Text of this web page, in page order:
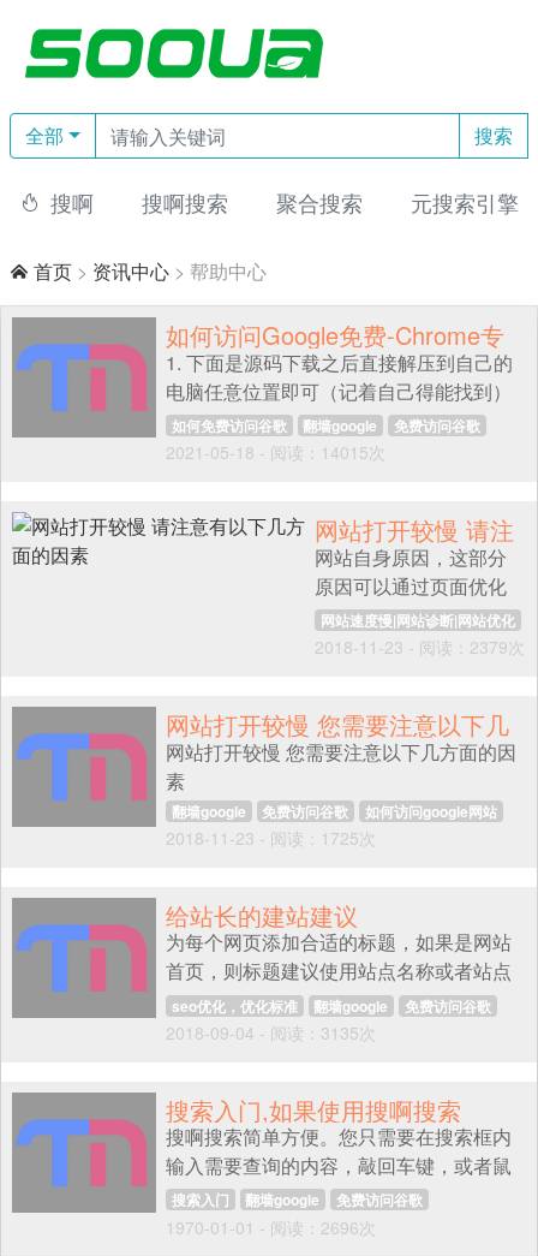
全部 搜索
 搜啊 搜啊搜索 聚合搜索 元搜索引擎
 首页 > 资讯中心 > 帮助中心
如何访问Google免费-Chrome专
用
1. 下面是源码下载之后直接解压到自己的
电脑任意位置即可（记着自己得能找到）
本地下载链接:
https://pan.baidu.com/s/10Rym-
置3.单击加载解压的扩展程序3.找到你刚才
解压的程序主目录 ，单击右下角的选择目
录4.完成了，现在直接通过Google浏览器
就可以直接访问Goo
如何免费访问谷歌 翻墙google
免费访问谷歌
如何访问google网站
免费访问谷歌
2021-05-18 - 阅读：14015次
网站打开较慢 请注
意有以下几方面的
因素
网站自身原因，这部分
原因可以通过页面优化
以及相应设置予以改
善，网络运营商自身原
网站问题后，通过运营
商之间的对比，以及网
务提供商的问题。
网站速度慢|网站诊断|网站优化
翻墙google
免费访问谷歌
2018-11-23 - 阅读：2379次
网站打开较慢 您需要注意以下几
方面的因素
网站打开较慢 您需要注意以下几方面的因
素
翻墙google 免费访问谷歌
如何访问google网站
免费访问谷歌
2018-11-23 - 阅读：1725次
给站长的建站建议
为每个网页添加合适的标题，如果是网站
首页，则标题建议使用站点名称或者站点
代表的公司、机构名称；其余的内容页
面，标题建议做成与正文内容的提炼和概
seo优化，优化标准 翻墙google
免费访问谷歌
如何访问google网站
免费访问谷歌
2018-09-04 - 阅读：3135次
搜索入门,如果使用搜啊搜索
搜啊搜索简单方便。您只需要在搜索框内
输入需要查询的内容，敲回车键，或者鼠
标点击搜索框右侧的搜啊搜索按钮，就可
以得到最符合查询需求的网页内容。搜啊
搜索入门 翻墙google
免费访问谷歌
如何访问google网站
免费访问谷歌
1970-01-01 - 阅读：2696次